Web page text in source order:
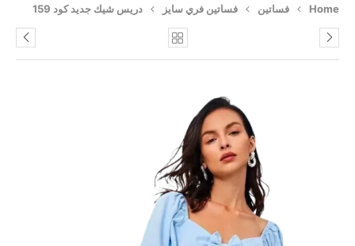
Home فساتين فساتين فري سايز دريس شيك جديد كود 159